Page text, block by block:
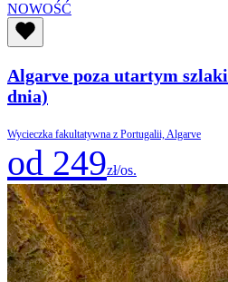
NOWOŚĆ
Algarve poza utartym
dnia)
Wycieczka fakultatywna z Portugalii, Algarve
od 249zł/os.